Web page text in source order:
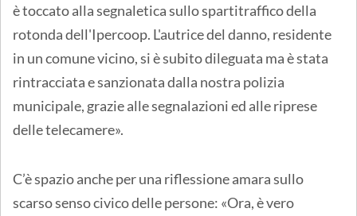
è toccato alla segnaletica sullo spartitraffico della
rotonda dell'Ipercoop. L'autrice del danno, residente
in un comune vicino, si è subito dileguata ma è stata
rintracciata e sanzionata dalla nostra polizia
municipale, grazie alle segnalazioni ed alle riprese
delle telecamere».
C’è spazio anche per una riflessione amara sullo
scarso senso civico delle persone: «Ora, è vero